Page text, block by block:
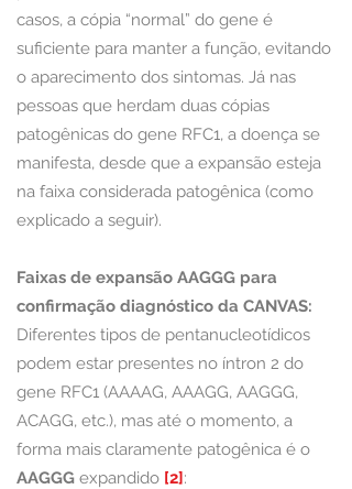
casos, a cópia “normal” do gene é
suficiente para manter a função, evitando
o aparecimento dos sintomas. Já nas
pessoas que herdam duas cópias
patogênicas do gene RFC1, a doença se
manifesta, desde que a expansão esteja
na faixa considerada patogênica (como
explicado a seguir).
Faixas de expansão AAGGG para
confirmação diagnóstico da CANVAS:
Diferentes tipos de pentanucleotídicos
podem estar presentes no íntron 2 do
gene RFC1 (AAAAG, AAAGG, AAGGG,
ACAGG, etc.), mas até o momento, a
forma mais claramente patogênica é o
AAGGG expandido [2]: